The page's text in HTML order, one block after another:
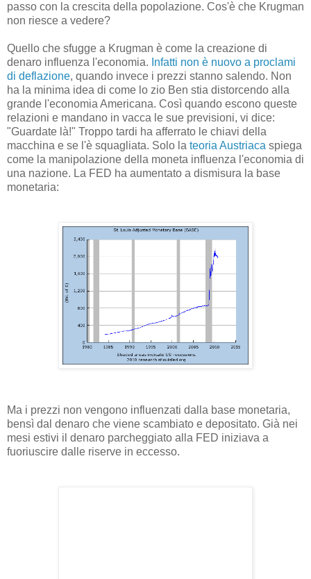
passo con la crescita della popolazione. Cos'è che Krugman
non riesce a vedere?
Quello che sfugge a Krugman è come la creazione di
denaro influenza l'economia. Infatti non è nuovo a proclami
di deflazione, quando invece i prezzi stanno salendo. Non
ha la minima idea di come lo zio Ben stia distorcendo alla
grande l'economia Americana. Così quando escono queste
relazioni e mandano in vacca le sue previsioni, vi dice:
"Guardate là!" Troppo tardi ha afferrato le chiavi della
macchina e se l'è squagliata. Solo la teoria Austriaca spiega
come la manipolazione della moneta influenza l'economia di
una nazione. La FED ha aumentato a dismisura la base
monetaria:
Ma i prezzi non vengono influenzati dalla base monetaria,
bensì dal denaro che viene scambiato e depositato. Già nei
mesi estivi il denaro parcheggiato alla FED iniziava a
fuoriuscire dalle riserve in eccesso.